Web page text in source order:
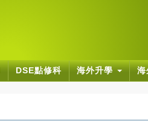
DSE點修科 海外升學